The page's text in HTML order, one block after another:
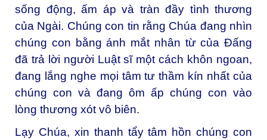
sống động, ấm áp và tràn đầy tình thương
của Ngài. Chúng con tin rằng Chúa đang nhìn
chúng con bằng ánh mắt nhân từ của Đấng
đã trả lời người Luật sĩ một cách khôn ngoan,
đang lắng nghe mọi tâm tư thầm kín nhất của
chúng con và đang ôm ấp chúng con vào
lòng thương xót vô biên.
Lạy Chúa, xin thanh tẩy tâm hồn chúng con